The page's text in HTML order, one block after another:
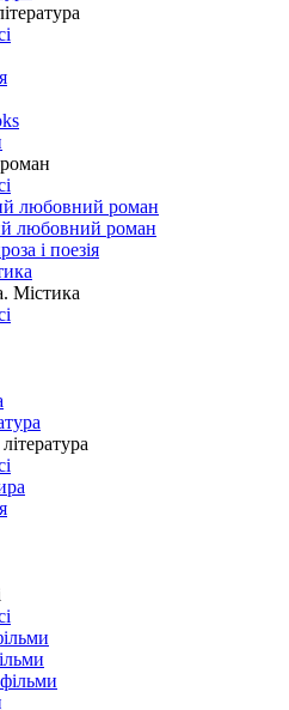
любовний роман
любовний роман
і поезія
Містика